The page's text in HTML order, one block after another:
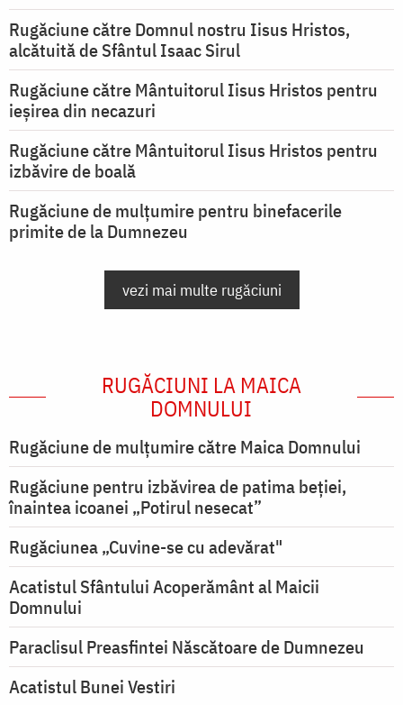
Rugăciune către Domnul nostru Iisus Hristos,
alcătuită de Sfântul Isaac Sirul
Rugăciune către Mântuitorul Iisus Hristos pentru
ieşirea din necazuri
Rugăciune către Mântuitorul Iisus Hristos pentru
izbăvire de boală
Rugăciune de mulțumire pentru binefacerile
primite de la Dumnezeu
vezi mai multe rugăciuni
RUGĂCIUNI LA MAICA
DOMNULUI
Rugăciune de mulţumire către Maica Domnului
Rugăciune pentru izbăvirea de patima beției,
înaintea icoanei „Potirul nesecat”
Rugăciunea „Cuvine-se cu adevărat"
Acatistul Sfântului Acoperământ al Maicii
Domnului
Paraclisul Preasfintei Născătoare de Dumnezeu
Acatistul Bunei Vestiri